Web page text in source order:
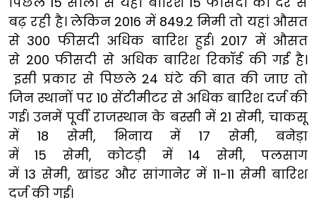
बढ़ रही है। लेकिन 2016 में 849.2 मिमी तो यहां औसत
से 300 फीसदी अधिक बारिश हुई। 2017 में औसत
से 200 फीसदी से अधिक बारिश रिकॉर्ड की गई है।
इसी प्रकार से पिछले 24 घंटे की बात की जाए तो
जिन स्थानों पर 10 सेंटीमीटर से अधिक बारिश दर्ज की
गई। उनमें पूर्वी राजस्थान के बस्सी में 21 सेमी, चाकसू
में 18 सेमी, भिनाय में 17 सेमी, बनेड़ा
में 15 सेमी, कोटड़ी में 14 सेमी, पलसाग
में 13 सेमी, खांडर और सांगानेर में 11-11 सेमी बारिश
दर्ज की गई।